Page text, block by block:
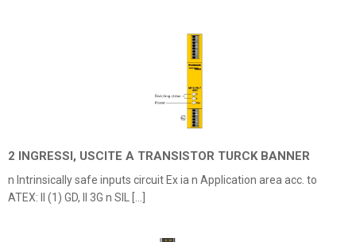
2 INGRESSI, USCITE A TRANSISTOR TURCK BANNER
n Intrinsically safe inputs circuit Ex ia n Application area acc. to
ATEX: II (1) GD, II 3G n SIL […]